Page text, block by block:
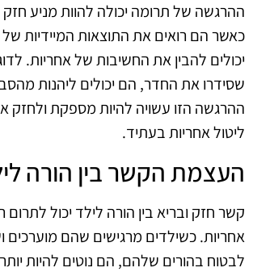
ההרגשה של תרומה יכולה להוות מניע חזק
כאשר הם רואים את התוצאות המיידיות
יכולים להבין את החשיבות של אחריות.
שסידרו את החדר, הם יכולים ליהנות
ההרגשה הזו עשויה להיות מספקת ולחזק
ליטול אחריות בעתיד.
העצמת הקשר בין הורה
קשר חזק ובריא בין הורה לילד יכול לתרום
אחריות. כשילדים מרגישים שהם מוערכים
לבטוח בהורים שלהם, הם נוטים להיות